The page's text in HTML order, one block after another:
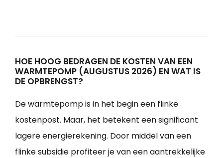
HOE HOOG BEDRAGEN DE KOSTEN VAN EEN
WARMTEPOMP (AUGUSTUS 2026) EN WAT IS
DE OPBRENGST?
De warmtepomp is in het begin een flinke
kostenpost. Maar, het betekent een significant
lagere energierekening. Door middel van een
flinke subsidie profiteer je van een aantrekkelijke